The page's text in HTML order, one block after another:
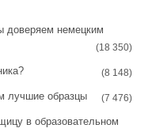
доверяем немецким
(18 350)
(8 148)
лучшие образцы (7 476)
в образовательном